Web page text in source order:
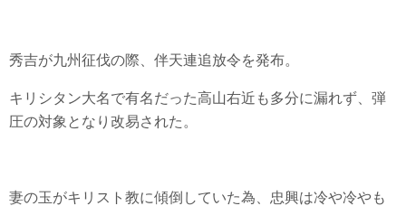
秀吉が九州征伐の際、伴天連追放令を発布。
キリシタン大名で有名だった高山右近も多分に漏れず、弾
圧の対象となり改易された。
妻の玉がキリスト教に傾倒していた為、忠興は冷や冷やも